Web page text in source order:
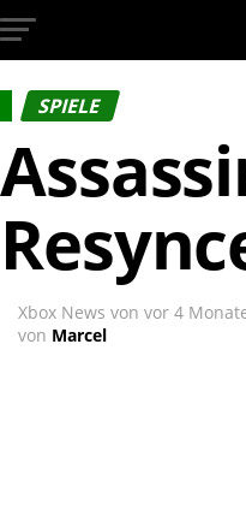
InsideXbox.de
SPIELE
Xbox News von vor 4
von Marcel